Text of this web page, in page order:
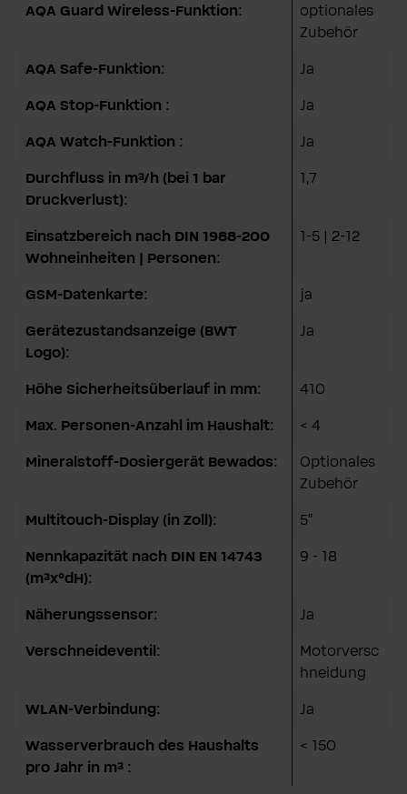
AQA Guard Wireless-Funktion:
optionales
Zubehör
AQA Safe-Funktion: Ja
AQA Stop-Funktion : Ja
AQA Watch-Funktion : Ja
Durchfluss in m³/h (bei 1 bar
Druckverlust):
1,7
Einsatzbereich nach DIN 1988-200
Wohneinheiten | Personen:
1-5 | 2-12
GSM-Datenkarte: ja
Gerätezustandsanzeige (BWT
Logo):
Ja
Höhe Sicherheitsüberlauf in mm: 410
Max. Personen-Anzahl im Haushalt: < 4
Mineralstoff-Dosiergerät Bewados:
Optionales
Zubehör
Multitouch-Display (in Zoll): 5"
Nennkapazität nach DIN EN 14743
(m³x°dH):
9 - 18
Näherungssensor: Ja
Verschneideventil:
Motorversc
hneidung
WLAN-Verbindung: Ja
Wasserverbrauch des Haushalts
pro Jahr in m³ :
< 150